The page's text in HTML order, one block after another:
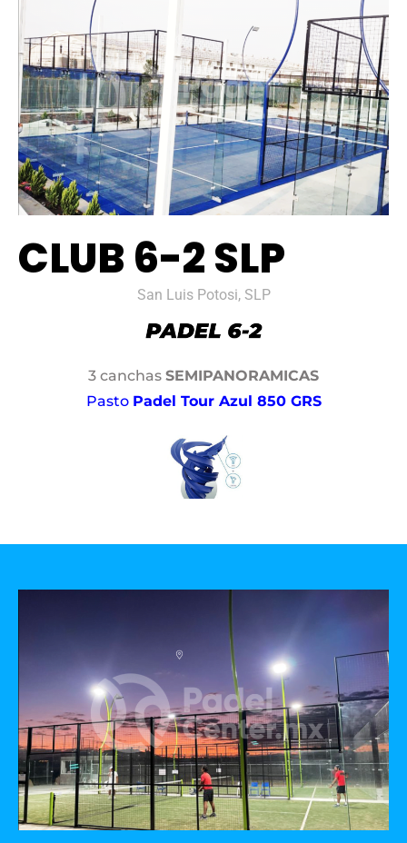
CLUB 6-2 SLP
San Luis Potosi, SLP
3 canchas SEMIPANORAMICAS
Pasto Padel Tour Azul 850 GRS